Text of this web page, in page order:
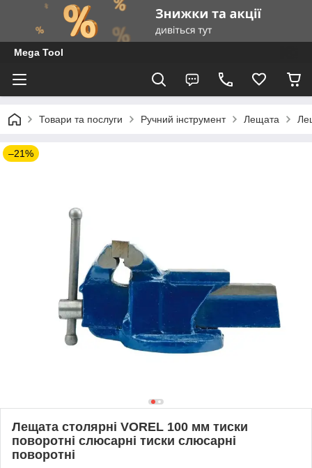
Mega Tool
Товари та послуги Ручний інструмент Лещата
–21%
Лещата столярні VOREL 100 мм тиски
поворотні слюсарні тиски слюсарні
поворотні